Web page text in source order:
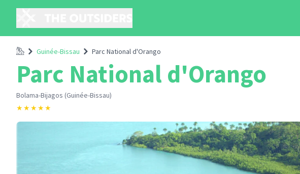
AccueilGuinée-Bissau Parc National d'Orango
Parc National d'Orango
Bolama-Bijagos (Guinée-Bissau)
★★★★★